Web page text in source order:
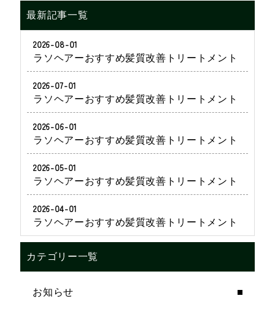
最新記事一覧
2026-08-01
ラソヘアーおすすめ髪質改善トリートメント
2026-07-01
ラソヘアーおすすめ髪質改善トリートメント
2026-06-01
ラソヘアーおすすめ髪質改善トリートメント
2026-05-01
ラソヘアーおすすめ髪質改善トリートメント
2026-04-01
ラソヘアーおすすめ髪質改善トリートメント
カテゴリー一覧
お知らせ